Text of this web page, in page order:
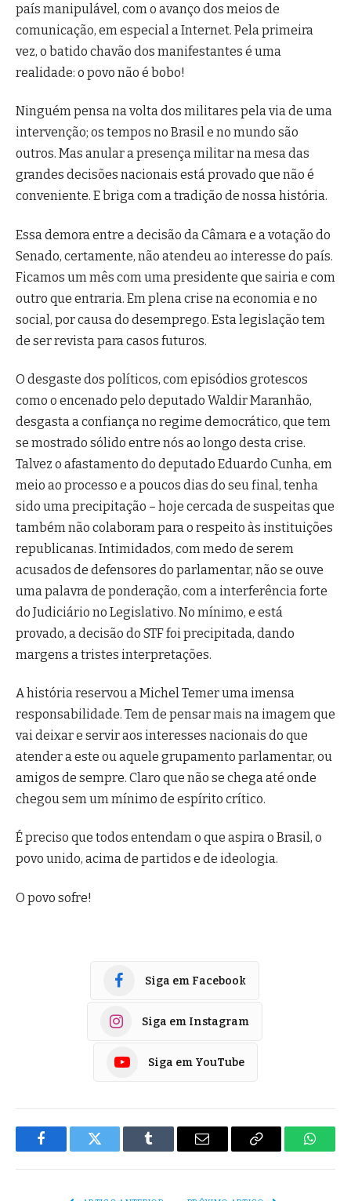
país manipulável, com o avanço dos meios de
comunicação, em especial a Internet. Pela primeira
vez, o batido chavão dos manifestantes é uma
realidade: o povo não é bobo!
Ninguém pensa na volta dos militares pela via de uma
intervenção; os tempos no Brasil e no mundo são
outros. Mas anular a presença militar na mesa das
grandes decisões nacionais está provado que não é
conveniente. E briga com a tradição de nossa história.
Essa demora entre a decisão da Câmara e a votação do
Senado, certamente, não atendeu ao interesse do país.
Ficamos um mês com uma presidente que sairia e com
outro que entraria. Em plena crise na economia e no
social, por causa do desemprego. Esta legislação tem
de ser revista para casos futuros.
O desgaste dos políticos, com episódios grotescos
como o encenado pelo deputado Waldir Maranhão,
desgasta a confiança no regime democrático, que tem
se mostrado sólido entre nós ao longo desta crise.
Talvez o afastamento do deputado Eduardo Cunha, em
meio ao processo e a poucos dias do seu final, tenha
sido uma precipitação – hoje cercada de suspeitas que
também não colaboram para o respeito às instituições
republicanas. Intimidados, com medo de serem
acusados de defensores do parlamentar, não se ouve
uma palavra de ponderação, com a interferência forte
do Judiciário no Legislativo. No mínimo, e está
provado, a decisão do STF foi precipitada, dando
margens a tristes interpretações.
A história reservou a Michel Temer uma imensa
responsabilidade. Tem de pensar mais na imagem que
vai deixar e servir aos interesses nacionais do que
atender a este ou aquele grupamento parlamentar, ou
amigos de sempre. Claro que não se chega até onde
chegou sem um mínimo de espírito crítico.
É preciso que todos entendam o que aspira o Brasil, o
povo unido, acima de partidos e de ideologia.
O povo sofre!
Siga em Facebook
Siga em Instagram
Siga em YouTube
FacebookTwitter Tumblr
E-
Copiar